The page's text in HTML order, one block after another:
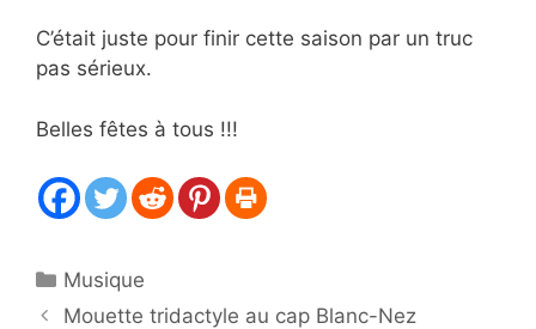
C’était juste pour finir cette saison par un truc
pas sérieux.
Belles fêtes à tous !!!
Catégories
Musique
Mouette tridactyle au cap Blanc-Nez